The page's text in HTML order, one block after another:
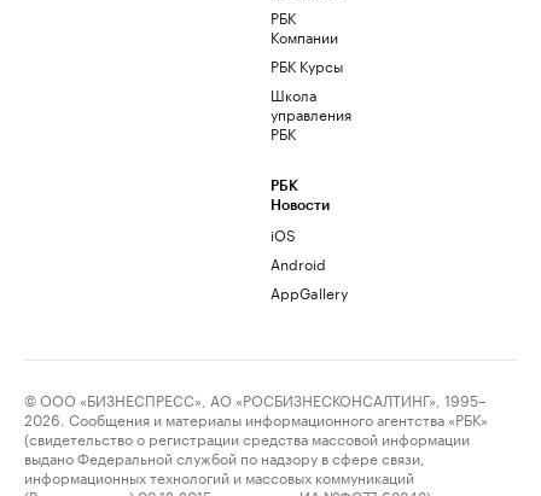
РБК
Компании
РБК Курсы
Школа
управления
РБК
РБК
Новости
iOS
Android
AppGallery
© ООО «БИЗНЕСПРЕСС», АО «РОСБИЗНЕСКОНСАЛТИНГ», 1995–
2026. Сообщения и материалы информационного агентства «РБК»
(свидетельство о регистрации средства массовой информации
выдано Федеральной службой по надзору в сфере связи,
информационных технологий и массовых коммуникаций